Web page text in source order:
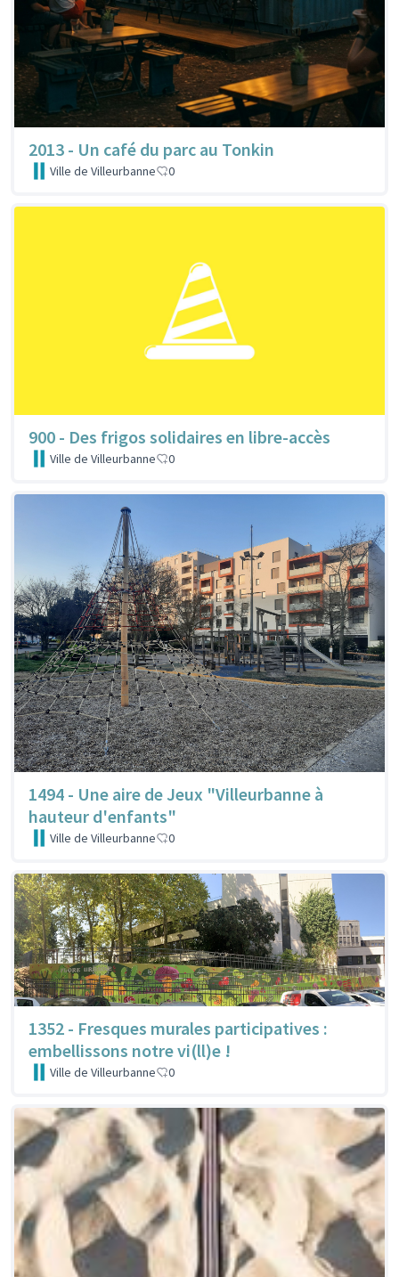
2013 - Un café du parc au Tonkin
Ville de Villeurbanne 0
900 - Des frigos solidaires en libre-accès
Ville de Villeurbanne 0
1494 - Une aire de Jeux "Villeurbanne à
hauteur d'enfants"
Ville de Villeurbanne 0
1352 - Fresques murales participatives :
embellissons notre vi(ll)e !
Ville de Villeurbanne 0